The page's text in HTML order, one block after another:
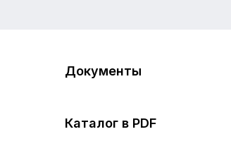
Документы
Каталог в PDF